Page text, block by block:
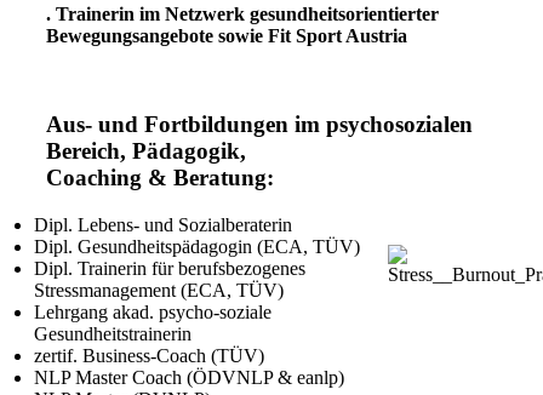
. Trainerin im Netzwerk gesundheitsorientierter
Bewegungsangebote sowie Fit Sport Austria
Aus- und Fortbildungen im psychosozialen
Bereich, Pädagogik,
Coaching & Beratung:
Dipl. Lebens- und Sozialberaterin
Dipl. Gesundheitspädagogin (ECA, TÜV)
Dipl. Trainerin für berufsbezogenes
Stressmanagement (ECA, TÜV)
Lehrgang akad. psycho-soziale
Gesundheitstrainerin
zertif. Business-Coach (TÜV)
NLP Master Coach (ÖDVNLP & eanlp)